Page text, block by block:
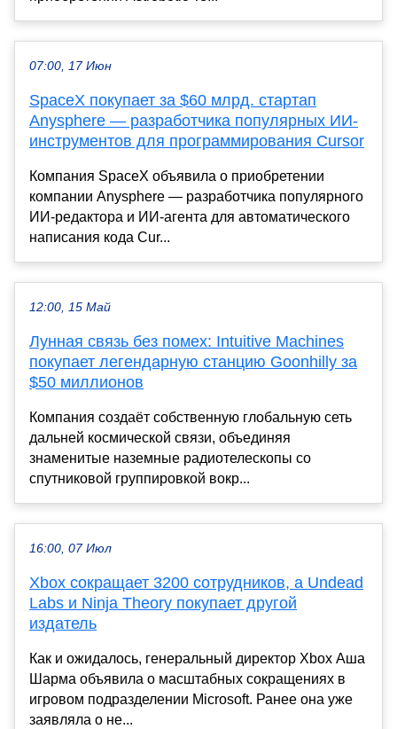
07:00, 17 Июн
SpaceX покупает за $60 млрд. стартап
Anysphere — разработчика популярных ИИ-
инструментов для программирования Cursor
Компания SpaceX объявила о приобретении
компании Anysphere — разработчика популярного
ИИ-редактора и ИИ-агента для автоматического
написания кода Cur...
12:00, 15 Май
Лунная связь без помех: Intuitive Machines
покупает легендарную станцию Goonhilly за
$50 миллионов
Компания создаёт собственную глобальную сеть
дальней космической связи, объединяя
знаменитые наземные радиотелескопы со
спутниковой группировкой вокр...
16:00, 07 Июл
Xbox сокращает 3200 сотрудников, а Undead
Labs и Ninja Theory покупает другой
издатель
Как и ожидалось, генеральный директор Xbox Аша
Шарма объявила о масштабных сокращениях в
игровом подразделении Microsoft. Ранее она уже
заявляла о не...